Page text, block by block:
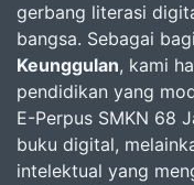
gerbang literasi
bangsa. Sebagai
Keunggulan, kami
pendidikan yang
E-Perpus SMKN 68
buku digital,
intelektual yang